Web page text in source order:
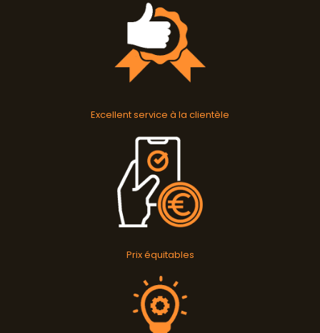
Excellent service à la clientèle
Prix équitables